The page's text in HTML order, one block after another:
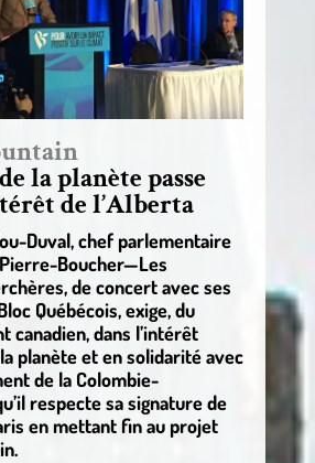
la planète passe
de l’Alberta
Duval, chef parlementaire
Boucher—Les
de concert avec ses
Québécois, exige, du
canadien, dans l’intérêt
planète et en solidarité avec
de la Colombie-
respecte sa signature de
en mettant fin au projet